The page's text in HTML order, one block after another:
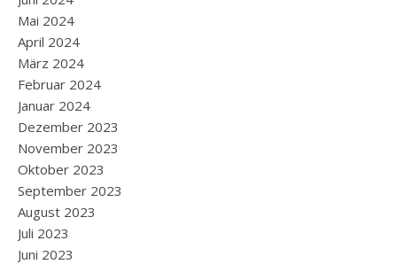
Mai 2024
April 2024
März 2024
Februar 2024
Januar 2024
Dezember 2023
November 2023
Oktober 2023
September 2023
August 2023
Juli 2023
Juni 2023